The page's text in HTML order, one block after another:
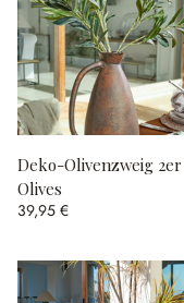
Deko-Olivenzweig
Olives
39,95 €